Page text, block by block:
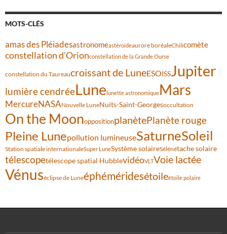
MOTS-CLÉS
amas des Pléiadesastronomeastéroïdeaurore boréaleChilicomète
constellation d'Orionconstellation de la Grande Ourse
constellation du Taureaucroissant de LuneESOISSJupiter
lumière cendréeLune lunette astronomiqueMars
MercureNASANouvelle LuneNuits-Saint-Georgesoccultation
On the MoonoppositionplanètePlanète rouge
Pleine Lunepollution lumineuseSaturneSoleil
Station spatiale internationaleSuper LuneSystème solaireSélénétache solaire
télescopetélescope spatial HubblevidéoVLTVoie lactée
Vénuséclipse de Luneéphéméridesétoileétoile polaire